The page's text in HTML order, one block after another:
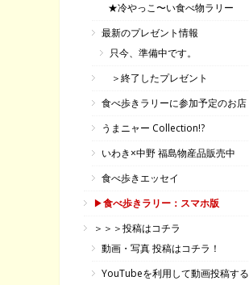
★冷やっこ〜い食べ物ラリー
最新のプレゼント情報
只今、準備中です。
＞終了したプレゼント
食べ歩きラリーに参加予定のお店
うまニャー Collection!?
いわき×中野 福島物産品販売中
食べ歩きエッセイ
▶食べ歩きラリー：スマホ版
＞＞＞投稿はコチラ
動画・写真 投稿はコチラ！
YouTubeを利用して動画投稿する